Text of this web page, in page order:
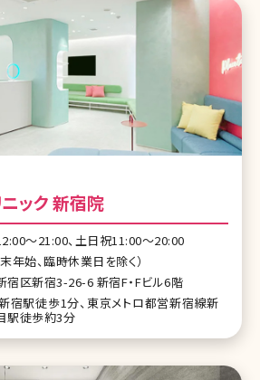
ック 新宿院
～21:00、土日祝11:00～20:00
年始、臨時休業日を除く）
宿区新宿3-26-6 新宿F・Fビル6階
宿駅徒歩1分、東京メトロ都営新宿線新
駅徒歩約3分